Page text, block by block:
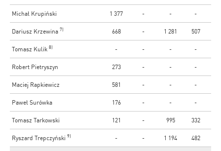
Michał Krupiński 1 377 - - -
Dariusz Krzewina 7) 668 - 1 281 507
Tomasz Kulik 8) - - - -
Robert Pietryszyn 273 - - -
Maciej Rapkiewicz 581 - - -
Paweł Surówka 176 - - -
Tomasz Tarkowski 121 - 995 332
Ryszard Trepczyński 9) - - 1 194 482